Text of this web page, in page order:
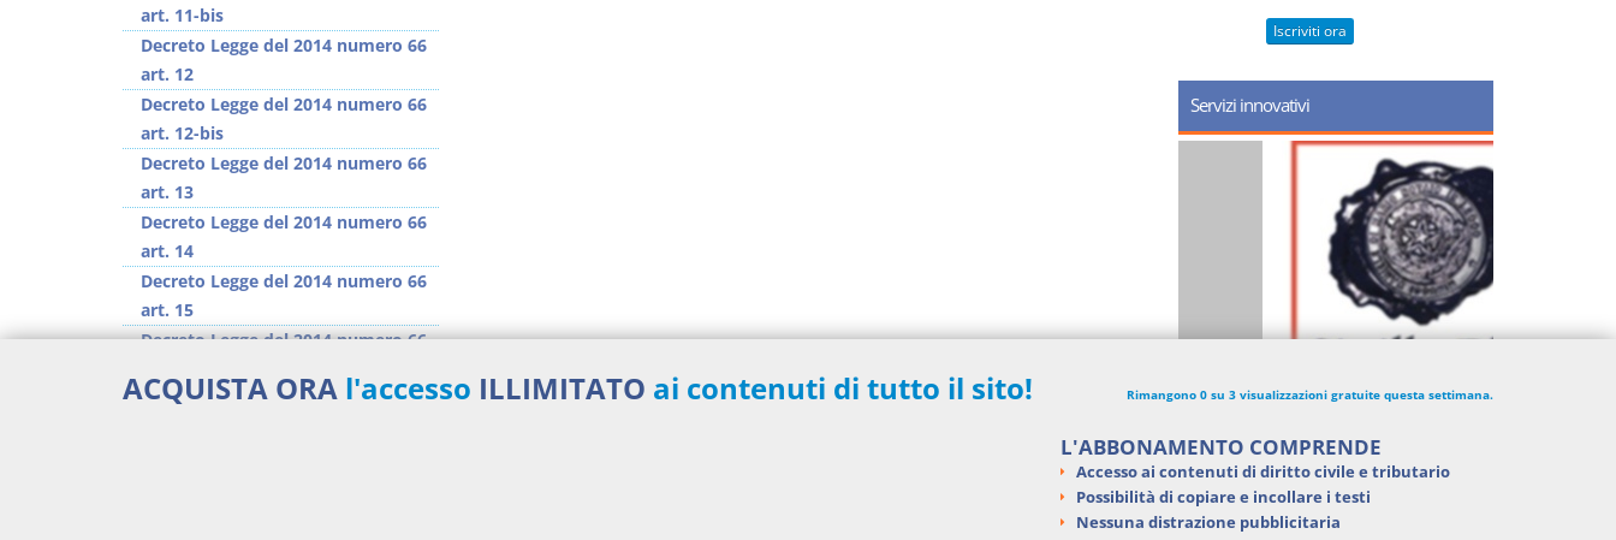
art. 11-bis
Decreto Legge del 2014 numero 66
art. 12
Decreto Legge del 2014 numero 66
art. 12-bis
Decreto Legge del 2014 numero 66
art. 13
Decreto Legge del 2014 numero 66
art. 14
Decreto Legge del 2014 numero 66
art. 15
Decreto Legge del 2014 numero 66
Decreto Legge del 2014 numero 66
Iscriviti ora
Servizi innovativi
ACQUISTA ORA l'accesso ILLIMITATO ai contenuti di tutto il sito! Rimangono 0 su 3 visualizzazioni gratuite questa settimana.
L'ABBONAMENTO COMPRENDE
Accesso ai contenuti di diritto civile e tributario
Possibilità di copiare e incollare i testi
Nessuna distrazione pubblicitaria